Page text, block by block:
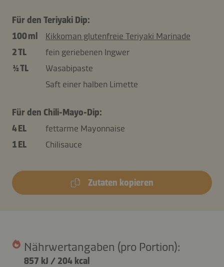
Für den Teriyaki Dip:
100 ml
Kikkoman glutenfreie Teriyaki Marinade
2 TL
fein geriebenen Ingwer
½ TL
Wasabipaste
Saft einer halben Limette
Für den Chili-Mayo-Dip:
4 EL
fettarme Mayonnaise
1 EL
Chilisauce
Zutaten kopieren
Nährwertangaben (pro Portion):
857 kJ / 204 kcal